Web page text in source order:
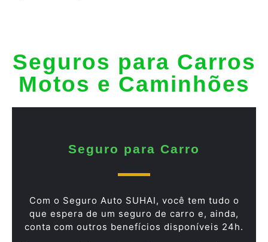
Seguros para Carros
Motos e Caminhões
Seguro para Carro
Com o Seguro Auto SUHAI, você tem tudo o
que espera de um seguro de carro e, ainda,
conta com outros benefícios disponíveis 24h.